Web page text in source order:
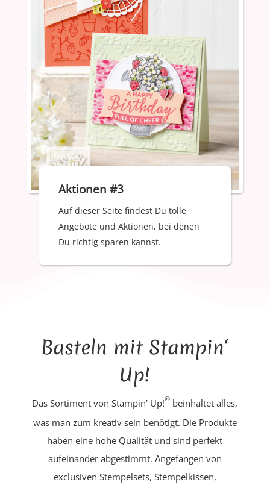
Aktionen #3
Auf dieser Seite findest Du tolle
Angebote und Aktionen, bei denen
Du richtig sparen kannst.
Basteln mit Stampin‘
Up!
Das Sortiment von Stampin’ Up!® beinhaltet alles,
was man zum kreativ sein benötigt. Die Produkte
haben eine hohe Qualität und sind perfekt
aufeinander abgestimmt. Angefangen von
exclusiven Stempelsets, Stempelkissen,